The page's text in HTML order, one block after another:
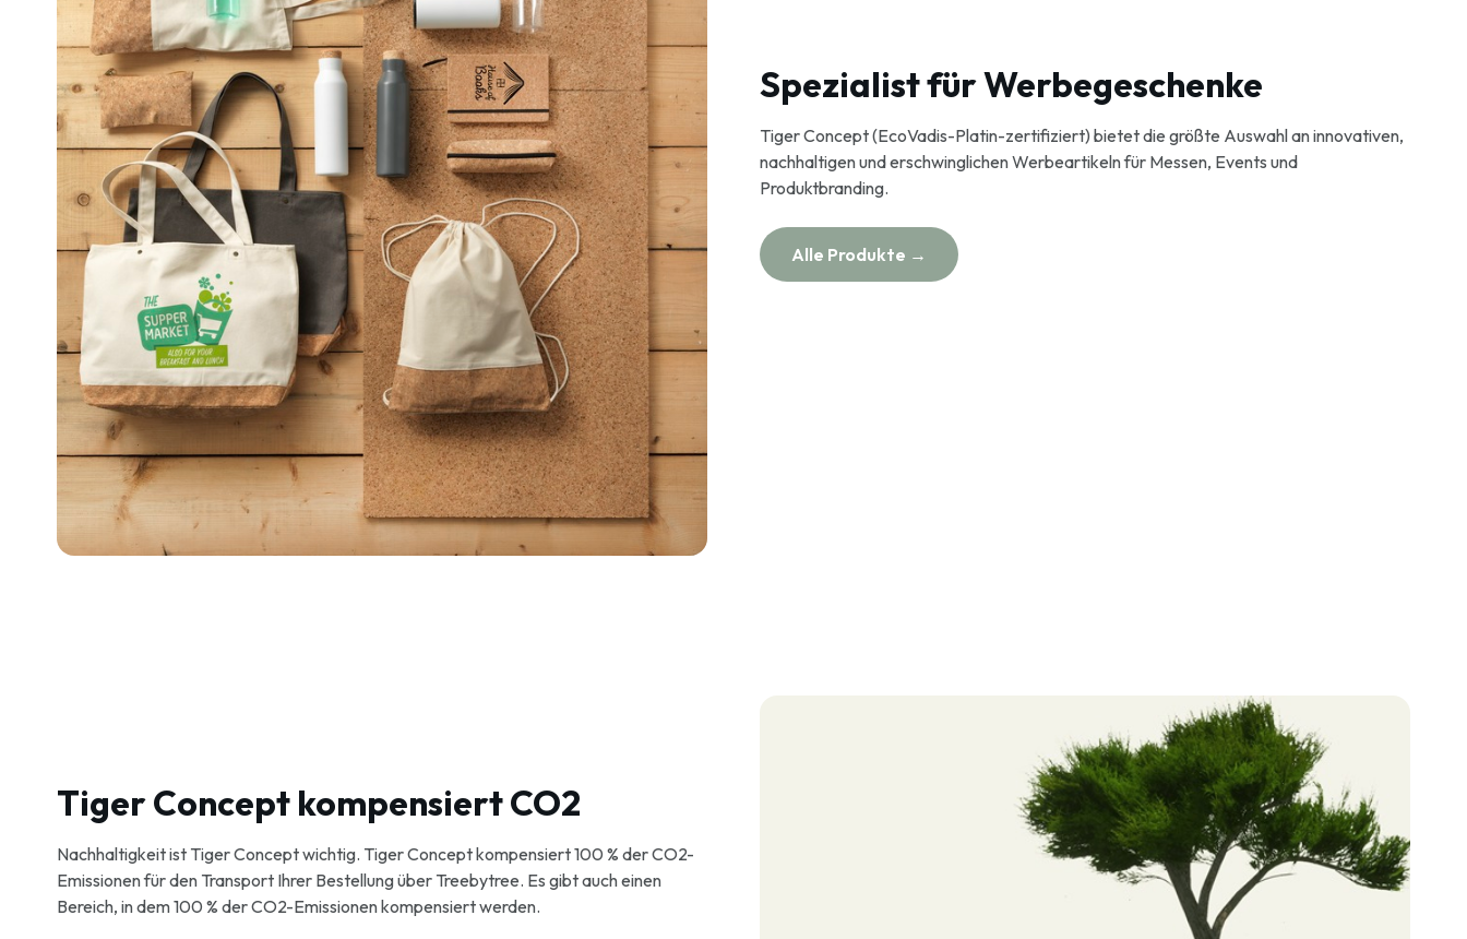
Spezialist für Werbegeschenke
Tiger Concept (EcoVadis-Platin-zertifiziert) bietet die größte Auswahl an innovativen,
nachhaltigen und erschwinglichen Werbeartikeln für Messen, Events und
Produktbranding.
Alle Produkte →
Tiger Concept kompensiert CO2
Nachhaltigkeit ist Tiger Concept wichtig. Tiger Concept kompensiert 100 % der CO2-
Emissionen für den Transport Ihrer Bestellung über Treebytree. Es gibt auch einen
Bereich, in dem 100 % der CO2-Emissionen kompensiert werden.